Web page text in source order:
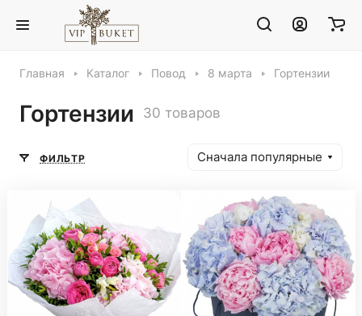
Главная Каталог Повод 8 марта Гортензии
Гортензии 30 товаров
ФИЛЬТР Сначала популярные